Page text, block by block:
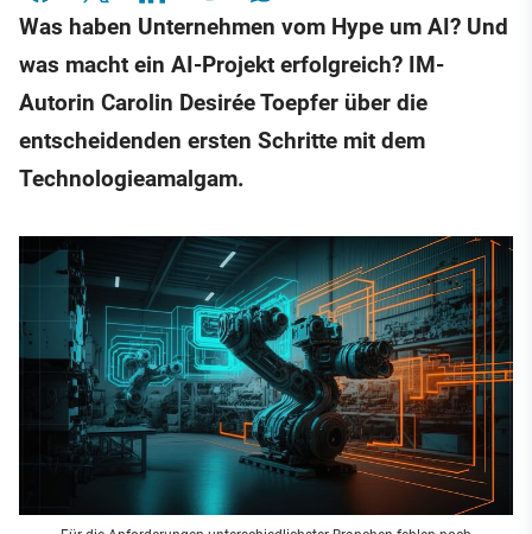
Was haben Unternehmen vom Hype um AI? Und
was macht ein AI-Projekt erfolgreich? IM-
Autorin Carolin Desirée Toepfer über die
entscheidenden ersten Schritte mit dem
Technologieamalgam.